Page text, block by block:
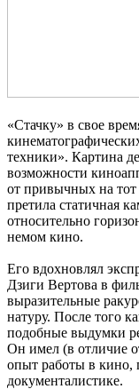
«Стачку» в свое
техники». Картина
возможности
от привычных на
претила статичная
относительно
немом кино.
Его вдохновлял
Дзиги Вертова в
выразительные
натуру. После того
подобные выдумки
Он имел (в отличие
опыт работы в кино,
документалистике.